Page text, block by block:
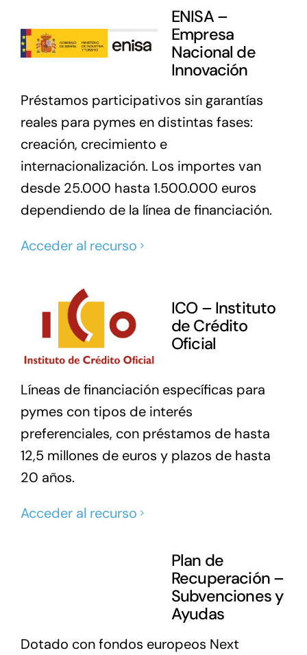
ENISA –
Empresa
Nacional de
Innovación
Préstamos participativos sin garantías
reales para pymes en distintas fases:
creación, crecimiento e
internacionalización. Los importes van
desde 25.000 hasta 1.500.000 euros
dependiendo de la línea de financiación.
Acceder al recurso
ICO – Instituto
de Crédito
Oficial
Líneas de financiación específicas para
pymes con tipos de interés
preferenciales, con préstamos de hasta
12,5 millones de euros y plazos de hasta
20 años.
Acceder al recurso
Plan de
Recuperación –
Subvenciones y
Ayudas
Dotado con fondos europeos Next